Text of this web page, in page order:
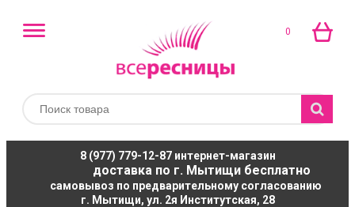
0
8 (977) 779-12-87интернет-магазин
доставка по г. Мытищи бесплатно
самовывоз по предварительному согласованию
г. Мытищи, ул. 2я Институтская, 28